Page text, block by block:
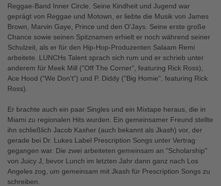
Reggae-Band Inner Circle. Seine Kindheit und Jugend war
geprägt von Reggae und Motown, er liebte die Musik von James
Brown, Marvin Gaye, Prince und den O'Jays. Seine erste große
Chance sowie seinen Spitznamen erhielt er noch während seiner
Schulzeit, als er für den Hip-Hop-Produzenten Salaam Remi
arbeitete. LUNCHs Talent sprach sich rum und er schrieb unter
anderem für Meek Mill ("Off The Corner", featuring Rick Ross),
Ace Hood ("We Don't") und P. Diddy ("Big Homie", featuring Rick
Ross).
Er brachte auch ein paar Singles und ein Mixtape heraus, die in
Miami zu regionalen Hits wurden. Ein gemeinsamer Freund stellte
ihn schließlich Jacob Kasher (auch bekannt als Jkash) vor, der
gerade bei Dr. Lukes Label Prescription Songs unter Vertrag
gegangen war. Die zwei arbeiteten gemeinsam an "Scholarship"
von Juicy J, bevor Lunch im letzten Jahr dann ganz nach Los
Angeles zog, um gemeinsam mit Jkash für Prescription Songs zu
schreiben.